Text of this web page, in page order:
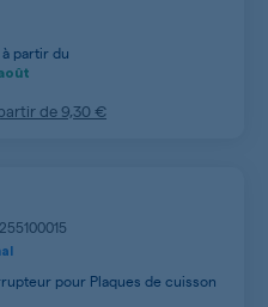
partir du
de 9,30 €
pour Plaques de cuisson